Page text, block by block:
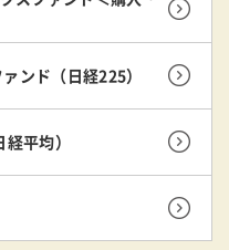
ンド（日経225）
平均）